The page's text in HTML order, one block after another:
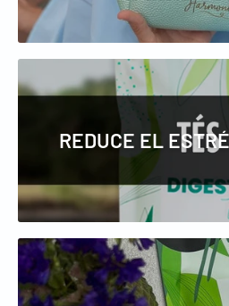
REDUCE EL